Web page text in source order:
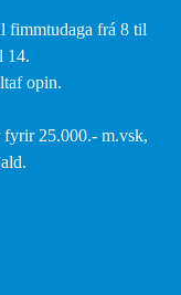
fimmtudaga frá 8 til
14.
opin.
fyrir 25.000.- m.vsk,